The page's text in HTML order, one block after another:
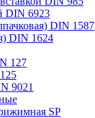
DIN 6923
DIN 1587
DIN 1624
127
9021
SP